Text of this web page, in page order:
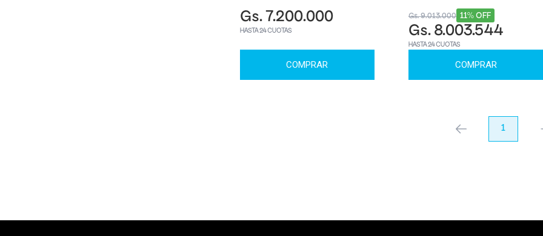
Gs. 7.200.000
HASTA 24 CUOTAS
COMPRAR
11% OFF
Gs. 9.013.000
Gs. 8.003.544
HASTA 24 CUOTAS
COMPRAR
anterior 1